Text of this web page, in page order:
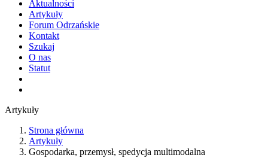
Aktualności
Artykuły
Forum Odrzańskie
Kontakt
Szukaj
O nas
Statut
Artykuły
Strona główna
Artykuły
Gospodarka, przemysł, spedycja multimodalna